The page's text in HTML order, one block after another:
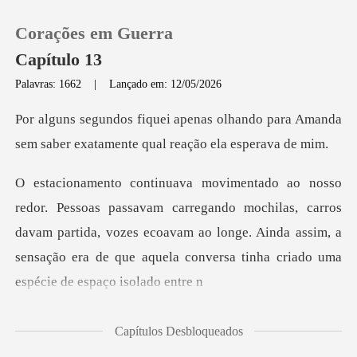
0
Histórico
Sair
Corações em Guerra
Capítulo 13
Palavras: 1662 |Lançado em: 12/05/2026
lhando para Amanda
sem saber exatam
ndo mochilas, carros
davam partida, vozes ecoavam ao longe. Ainda assim, a
sensa
Capítulos Desbloqueados